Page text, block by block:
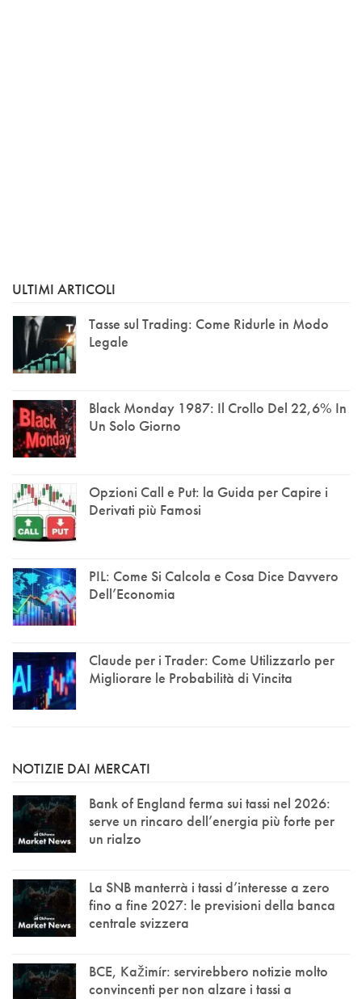
ULTIMI ARTICOLI
Tasse sul Trading: Come Ridurle in Modo
Legale
Black Monday 1987: Il Crollo Del 22,6% In
Un Solo Giorno
Opzioni Call e Put: la Guida per Capire i
Derivati più Famosi
PIL: Come Si Calcola e Cosa Dice Davvero
Dell’Economia
Claude per i Trader: Come Utilizzarlo per
Migliorare le Probabilità di Vincita
NOTIZIE DAI MERCATI
Bank of England ferma sui tassi nel 2026:
serve un rincaro dell’energia più forte per
un rialzo
La SNB manterrà i tassi d’interesse a zero
fino a fine 2027: le previsioni della banca
centrale svizzera
BCE, Kažimír: servirebbero notizie molto
convincenti per non alzare i tassi a